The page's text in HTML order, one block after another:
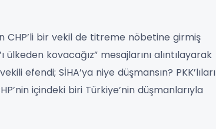
CHP’li bir vekil de titreme nöbetine girmiş
ülkeden kovacağız” mesajlarını alıntılayarak
efendi; SİHA’ya niye düşmansın? PKK’lıları
içindeki biri Türkiye’nin düşmanlarıyla